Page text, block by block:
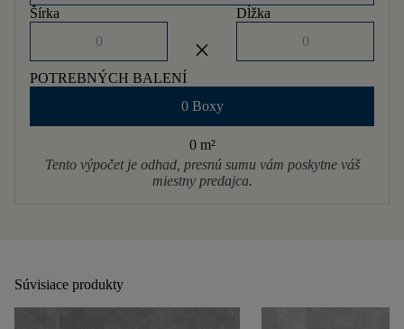
Šírka
close
Dĺžka
POTREBNÝCH BALENÍ
0 Boxy
0 m²
Tento výpočet je odhad, presnú sumu vám poskytne váš
miestny predajca.
Súvisiace produkty